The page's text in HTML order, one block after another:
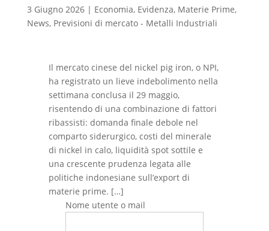
3 Giugno 2026| Economia, Evidenza, Materie Prime,
News, Previsioni di mercato - Metalli Industriali
Il mercato cinese del nickel pig iron, o NPI,
ha registrato un lieve indebolimento nella
settimana conclusa il 29 maggio,
risentendo di una combinazione di fattori
ribassisti: domanda finale debole nel
comparto siderurgico, costi del minerale
di nickel in calo, liquidità spot sottile e
una crescente prudenza legata alle
politiche indonesiane sull’export di
materie prime. […]
Nome utente o mail